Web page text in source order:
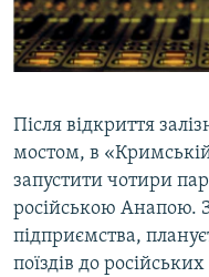
ВІДЕОУРОКИ «ELIFBE»
СВІДЧЕННЯ ОКУПАЦІЇ
ІНФОГРАФІКА
Русский
Qırımtatar
ДОЛУЧАЙСЯ!
Усі сайти RFE/RL
Після відкриття
мостом, в
запустити чотири
російською Анапою.
підприємства,
поїздів до